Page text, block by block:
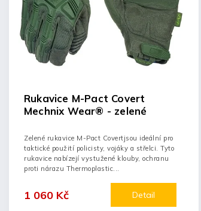
Rukavice M-Pact Covert
Mechnix Wear® - zelené
1 060 Kč Detail
Zelené rukavice M-Pact Covertjsou ideální pro
taktické použití policisty, vojáky a střelci. Tyto
rukavice nabízejí vystužené klouby, ochranu
proti nárazu Thermoplastic...